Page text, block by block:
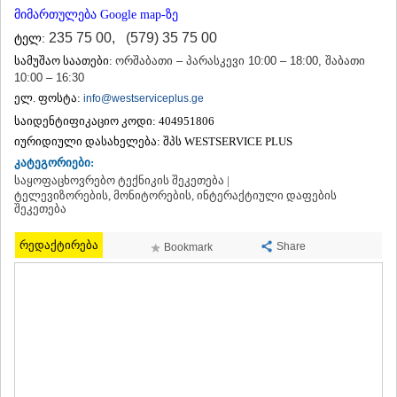
ᲗᲔᲠᲯᲝᲚᲐ
ᲡᲐᲛᲢᲠᲔᲓᲘᲐ
ᲡᲐᲩᲮᲔᲠᲔ
ᲢᲧᲘᲑᲣᲚᲘ
ᲥᲣᲗᲐᲘᲡᲘ
ᲬᲧᲐᲚᲢᲣᲑᲝ
ᲭᲘᲐᲗᲣᲠᲐ
ᲮᲐᲠᲐᲒᲐᲣᲚᲘ
ᲮᲝᲜᲘ
ᲙᲐᲮᲔᲗᲘ
ᲐᲮᲛᲔᲢᲐ
ᲒᲣᲠᲯᲐᲐᲜᲘ
ᲗᲔᲚᲐᲕᲘ
ᲚᲐᲒᲝᲓᲔᲮᲘ
მიმართულება Google map-ზე
ტელ: 235 75 00, (579) 35 75 00
სამუშაო საათები: ორშაბათი – პარასკევი 10:00 – 18:00, შაბათი
10:00 – 16:30
ელ. ფოსტა: info@westserviceplus.ge
საიდენტიფიკაციო კოდი: 404951806
იურიდიული დასახელება: შპს WESTSERVICE PLUS
კატეგორიები:
საყოფაცხოვრებო ტექნიკის შეკეთება |
ტელევიზორების, მონიტორების, ინტერაქტიული დაფების
შეკეთება
რედაქტირება Bookmark Share